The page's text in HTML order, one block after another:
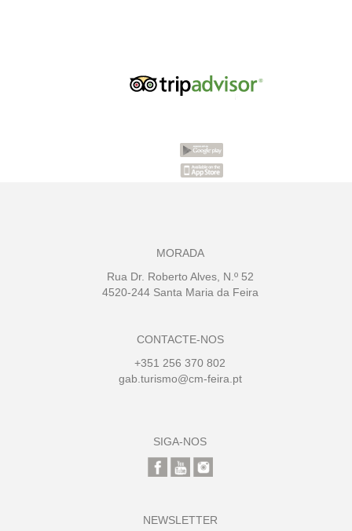
MORADA
Rua Dr. Roberto Alves, N.º 52
4520-244 Santa Maria da Feira
CONTACTE-NOS
+351 256 370 802
gab.turismo@cm-feira.pt
SIGA-NOS
NEWSLETTER